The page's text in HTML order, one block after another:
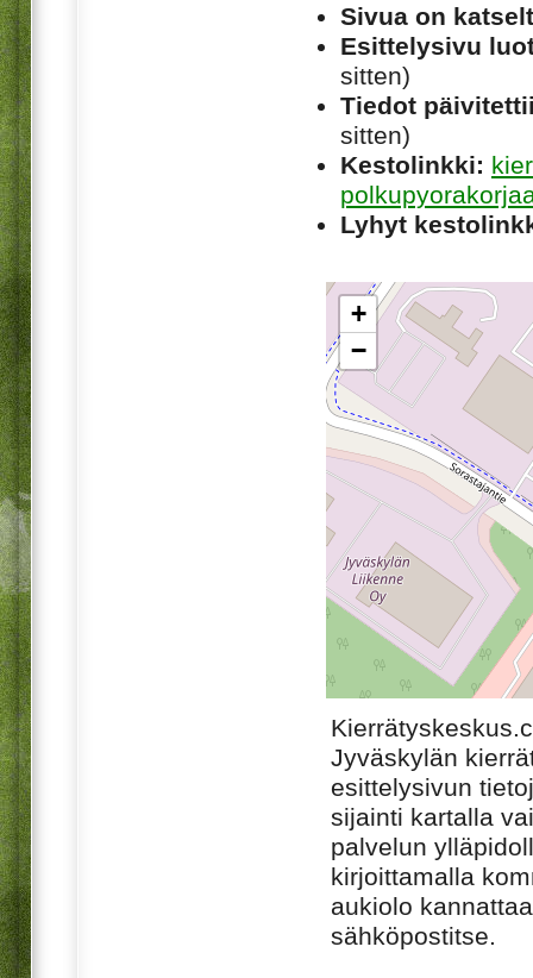
Sivua on
Esittelysivu
sitten)
Tiedot
sitten)
Kestolinkki:
Lyhyt
+
−
Jyväskylän
esittelysivun
sijainti kartalla
palvelun
kirjoittamalla
aukiolo
sähköpostitse.